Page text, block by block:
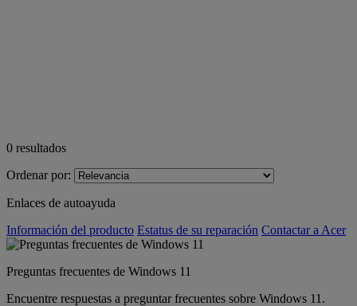
0 resultados
Ordenar por:
Enlaces de autoayuda
Información del producto Estatus de su reparación Contactar a Acer
Preguntas frecuentes de Windows 11
Encuentre respuestas a preguntar frecuentes sobre Windows 11.